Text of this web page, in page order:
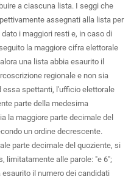
a ciascuna lista. I seggi che
assegnati alla lista per
i maggiori resti e, in caso di
la maggiore cifra elettorale
una lista abbia esaurito il
regionale e non sia
spettanti, l'ufficio elettorale
parte della medesima
la maggiore parte decimale del
un ordine decrescente.
parte decimale del quoziente, si
limitatamente alle parole: "e 6";
il numero dei candidati